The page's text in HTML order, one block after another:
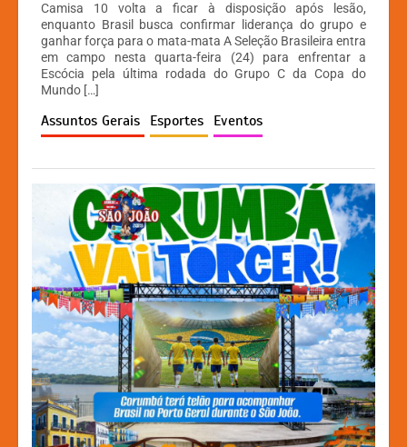
at
s
A
p
p
c
e
b
o
o
k
s
s
e
n
g
er
p
y
Li
n
k
Camisa 10 volta a ficar à disposição após lesão,
enquanto Brasil busca confirmar liderança do grupo e
ganhar força para o mata-mata A Seleção Brasileira entra
em campo nesta quarta-feira (24) para enfrentar a
Escócia pela última rodada do Grupo C da Copa do
Mundo […]
Assuntos Gerais Esportes Eventos